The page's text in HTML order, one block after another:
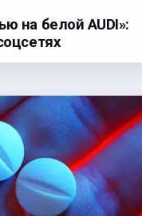
на белой AUDI»: